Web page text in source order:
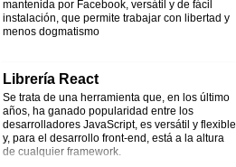
mantenida por Facebook, versátil y de fácil
instalación, que permite trabajar con libertad y
menos dogmatismo
Librería React
Se trata de una herramienta que, en los último
años, ha ganado popularidad entre los
desarrolladores JavaScript, es versátil y flexible
y, para el desarrollo front-end, está a la altura
de cualquier framework.